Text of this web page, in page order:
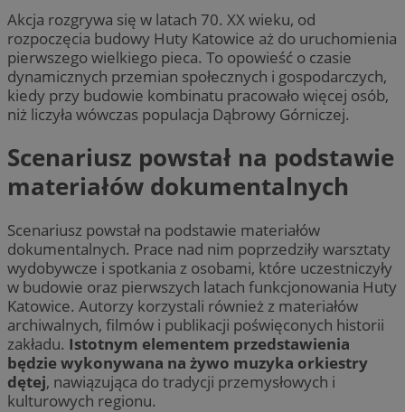
Akcja rozgrywa się w latach 70. XX wieku, od
rozpoczęcia budowy Huty Katowice aż do uruchomienia
pierwszego wielkiego pieca. To opowieść o czasie
dynamicznych przemian społecznych i gospodarczych,
kiedy przy budowie kombinatu pracowało więcej osób,
niż liczyła wówczas populacja Dąbrowy Górniczej.
Scenariusz powstał na podstawie
materiałów dokumentalnych
Scenariusz powstał na podstawie materiałów
dokumentalnych. Prace nad nim poprzedziły warsztaty
wydobywcze i spotkania z osobami, które uczestniczyły
w budowie oraz pierwszych latach funkcjonowania Huty
Katowice. Autorzy korzystali również z materiałów
archiwalnych, filmów i publikacji poświęconych historii
zakładu. Istotnym elementem przedstawienia
będzie wykonywana na żywo muzyka orkiestry
dętej, nawiązująca do tradycji przemysłowych i
kulturowych regionu.